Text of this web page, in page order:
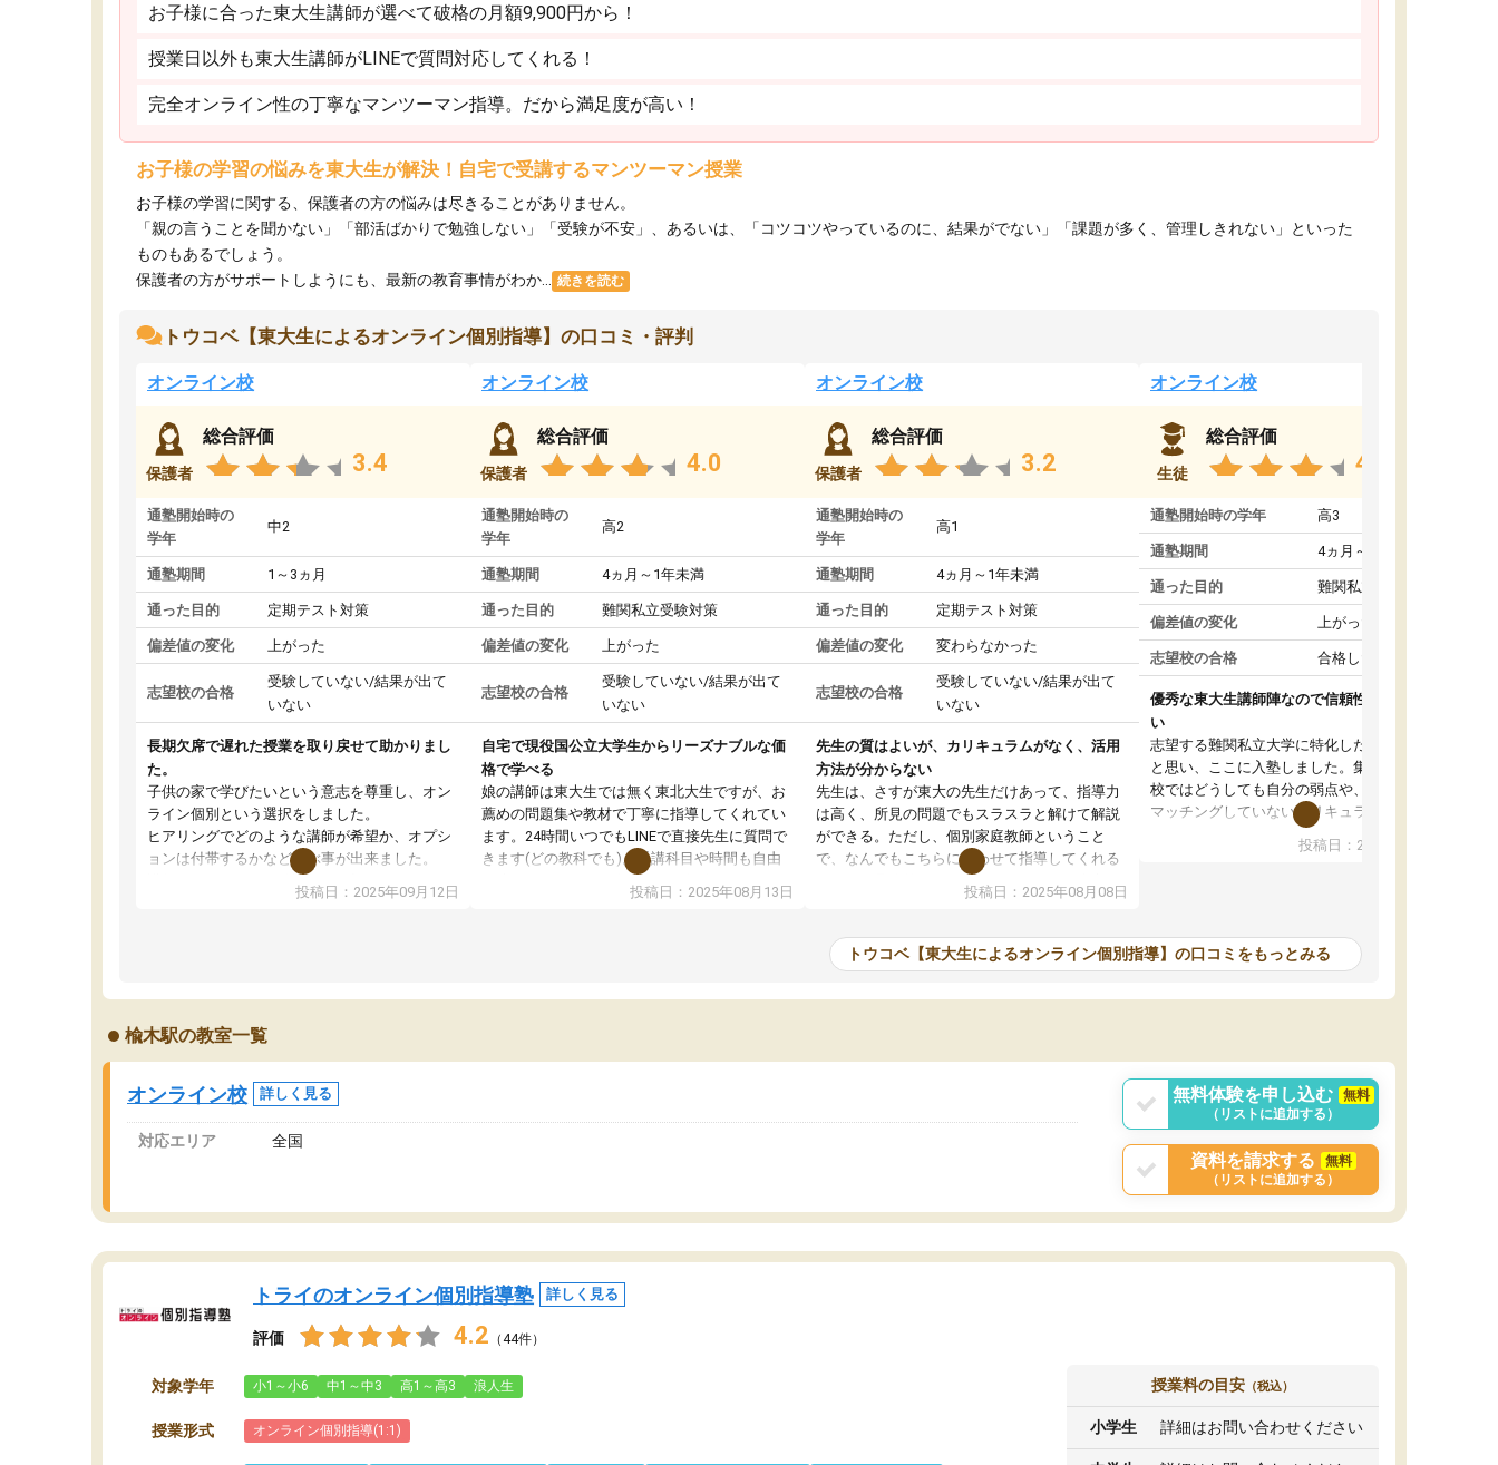
お子様に合った東大生講師が選べて破格の月額9,900円から！
授業日以外も東大生講師がLINEで質問対応してくれる！
完全オンライン性の丁寧なマンツーマン指導。だから満足度が高い！
お子様の学習の悩みを東大生が解決！自宅で受講するマンツーマン授業
お子様の学習に関する、保護者の方の悩みは尽きることがありません。
「親の言うことを聞かない」「部活ばかりで勉強しない」「受験が不安」、あるいは、「コツコツやっているのに、結果がでない」「課題が多く、管理しきれない」といった
ものもあるでしょう。
保護者の方がサポートしようにも、最新の教育事情がわか...
続きを読む
トウコベ【東大生によるオンライン個別指導】の口コミ・評判
オンライン校
保護者
総合評価
3.4
通塾開始時の
学年
中2
通塾期間 1～3ヵ月
通った目的 定期テスト対策
偏差値の変化 上がった
志望校の合格
受験していない/結果が出て
いない
長期欠席で遅れた授業を取り戻せて助かりまし
た。
子供の家で学びたいという意志を尊重し、オン
ライン個別という選択をしました。
ヒアリングでどのような講師が希望か、オプシ
ョンは付帯するかなど選ぶ事が出来ました。
講師とのマッチング後講師との初回ミーティン
グを行い、その講師で良いか他の講師を希望す
オンラインツールを使用した単語帳の共有があ
り宿題もそちらで出される形でした。
2ヶ月で担当講師の方がお辞めになると言う事で
講師変更の申し出があり、あまりに短期での変
更だった為、塾に通う事にして退会しました。
遅れも取り戻せ、授業内容や講師の方は良かっ
投稿日：2025年09月12日
オンライン校
保護者
総合評価
4.0
通塾開始時の
学年
高2
通塾期間 4ヵ月～1年未満
通った目的 難関私立受験対策
偏差値の変化 上がった
志望校の合格
受験していない/結果が出て
いない
自宅で現役国公立大学生からリーズナブルな価
格で学べる
娘の講師は東大生では無く東北大生ですが、お
薦めの問題集や教材で丁寧に指導してくれてい
ます。24時間いつでもLINEで直接先生に質問で
きます(どの教科でも)。受講科目や時間も自由
に決めれるので、個人に合った勉強ができると
思います。カリキュラム相談みたいなのがあり
ます。講師も合わなければチェンジできます
投稿日：2025年08月13日
オンライン校
保護者
総合評価
3.2
通塾開始時の
学年
高1
通塾期間 4ヵ月～1年未満
通った目的 定期テスト対策
偏差値の変化 変わらなかった
志望校の合格
受験していない/結果が出て
いない
先生の質はよいが、カリキュラムがなく、活用
方法が分からない
先生は、さすが東大の先生だけあって、指導力
は高く、所見の問題でもスラスラと解けて解説
ができる。ただし、個別家庭教師ということ
で、なんでもこちらに合わせて指導してくれる
のだが、具体的なカリキュラムがない。当方
は、授業の先取り学習をするため、学校の教科
いただいたが、1時間の時間を使って進められる
範囲は限られており、それであれば自学自習で
なく、上手い活用の仕方が分からず辞めること
投稿日：2025年08月08日
オンライン校
生徒
総合評価
4.4
通塾開始時の学年 高3
通塾期間 4ヵ月～1年未満
通った目的 難関私立受験対策
偏差値の変化 上がった
志望校の合格 合格した
優秀な東大生講師陣なので信頼性や安心感が高
い
志望する難関私立大学に特化した準備をしたい
と思い、ここに入塾しました。集団指導の予備
校ではどうしても自分の弱点や、志望校対策に
マッチングしていないカリキュラムに不安を感
また受験のノウハウを蓄積している優秀な東大
ツーマン指導によって、自分の志望校にふさわ
しいオリジナルのカリキュラムを提案してくれ
と感じました。
投稿日：2024年02月19日
トウコベ【東大生によるオンライン個別指導】の口コミをもっとみる
楡木駅の教室一覧
オンライン校 詳しく見る
対応エリア 全国
無料体験を申し込む
無料
（リストに追加する）
資料を請求する
無料
（リストに追加する）
トライのオンライン個別指導塾 詳しく見る
評価 4.2 （44件）
対象学年 小1～小6 中1～中3 高1～高3 浪人生
授業形式 オンライン個別指導(1:1)
授業料の目安 （税込）
小学生 詳細はお問い合わせください